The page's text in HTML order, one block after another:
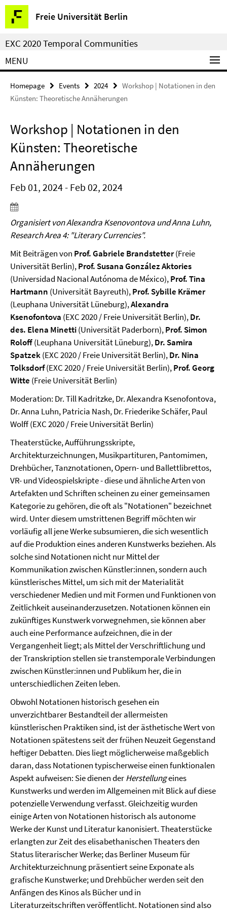
Springe
direkt
zu
Inhalt
Freie Universität Berlin
Service
Navigation
EXC 2020 Temporal Communities
MENU
Homepage Events 2024
Workshop | Notationen in den
Künsten: Theoretische Annäherungen
Workshop | Notationen in den
Künsten: Theoretische
Annäherungen
Feb 01, 2024 - Feb 02, 2024
Organisiert von Alexandra Ksenovontova und Anna Luhn,
Research Area 4: "Literary Currencies".
Mit Beiträgen von Prof. Gabriele Brandstetter(Freie
Universität Berlin),Prof. Susana González Aktories
(Universidad Nacional Autónoma de México),Prof. Tina
Hartmann (Universität Bayreuth),Prof. Sybille Krämer
(Leuphana Universität Lüneburg),Alexandra
Ksenofontova (EXC 2020 / Freie Universität Berlin),Dr.
des. Elena Minetti(Universität Paderborn),Prof. Simon
Roloff(Leuphana Universität Lüneburg),Dr. Samira
Spatzek(EXC 2020 / Freie Universität Berlin),Dr. Nina
Tolksdorf(EXC 2020 / Freie Universität Berlin),Prof. Georg
Witte (Freie Universität Berlin)
Moderation: Dr. Till Kadritzke, Dr. Alexandra Ksenofontova,
Dr. Anna Luhn, Patricia Nash, Dr. Friederike Schäfer, Paul
Wolff (EXC 2020 / Freie Universität Berlin)
Theaterstücke, Aufführungsskripte,
Architekturzeichnungen, Musikpartituren, Pantomimen,
Drehbücher, Tanznotationen, Opern- und Ballettlibrettos,
VR- und Videospielskripte - diese und ähnliche Arten von
Artefakten und Schriften scheinen zu einer gemeinsamen
Kategorie zu gehören, die oft als "Notationen" bezeichnet
wird. Unter diesem umstrittenen Begriff möchten wir
vorläufig all jene Werke subsumieren, die sich wesentlich
auf die Produktion eines anderen Kunstwerks beziehen. Als
solche sind Notationen nicht nur Mittel der
Kommunikation zwischen Künstler:innen, sondern auch
künstlerisches Mittel, um sich mit der Materialität
verschiedener Medien und mit Formen und Funktionen von
Zeitlichkeit auseinanderzusetzen. Notationen können ein
zukünftiges Kunstwerk vorwegnehmen, sie können aber
auch eine Performance aufzeichnen, die in der
Vergangenheit liegt; als Mittel der Verschriftlichung und
der Transkription stellen sie transtemporale Verbindungen
zwischen Künstler:innen und Publikum her, die in
unterschiedlichen Zeiten leben.
Obwohl Notationen historisch gesehen ein
unverzichtbarer Bestandteil der allermeisten
künstlerischen Praktiken sind, ist der ästhetische Wert von
Notationen spätestens seit der frühen Neuzeit Gegenstand
heftiger Debatten. Dies liegt möglicherweise maßgeblich
daran, dass Notationen typischerweise einen funktionalen
Aspekt aufweisen: Sie dienen derHerstellungeines
Kunstwerks und werden im Allgemeinen mit Blick auf diese
potenzielle Verwendung verfasst. Gleichzeitig wurden
einige Arten von Notationen historisch als autonome
Werke der Kunst und Literatur kanonisiert. Theaterstücke
erlangten zur Zeit des elisabethanischen Theaters den
Status literarischer Werke; das Berliner Museum für
Architekturzeichnung präsentiert seine Exponate als
grafische Kunstwerke; und Drehbücher werden seit den
Anfängen des Kinos als Bücher und in
Literaturzeitschriften veröffentlicht. Notationen sind also